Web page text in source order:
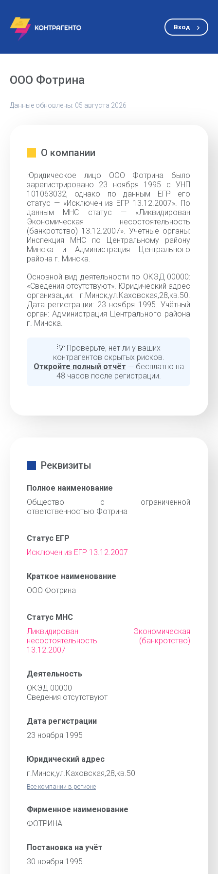
Вход
ООО Фотрина
Данные обновлены: 05 августа 2026
О компании
Юридическое лицо ООО Фотрина было
зарегистрировано 23 ноября 1995 с УНП
101063032, однако по данным ЕГР его
статус — «Исключен из ЕГР 13.12.2007». По
данным МНС статус — «Ликвидирован
Экономическая несостоятельность
(банкротство) 13.12.2007». Учётные органы:
Инспекция МНС по Центральному району
Минска и Администрация Центрального
района г. Минска.
Основной вид деятельности по ОКЭД 00000:
«Cведения отсутствуют». Юридический адрес
организации: г.Минск,ул.Каховская,28,кв.50.
Дата регистрации: 23 ноября 1995. Учётный
орган: Администрация Центрального района
г. Минска.
💡 Проверьте, нет ли у ваших
контрагентов скрытых рисков.
Откройте полный отчёт — бесплатно на
48 часов после регистрации.
Реквизиты
Полное наименование
Общество с ограниченной
ответственностью Фотрина
Статус ЕГР
Исключен из ЕГР 13.12.2007
Краткое наименование
ООО Фотрина
Статус МНС
Ликвидирован Экономическая
несостоятельность (банкротство)
13.12.2007
Деятельность
ОКЭД 00000
Cведения отсутствуют
Дата регистрации
23 ноября 1995
Юридический адрес
г.Минск,ул.Каховская,28,кв.50
Все компании в регионе
Фирменное наименование
ФОТРИНА
Постановка на учёт
30 ноября 1995